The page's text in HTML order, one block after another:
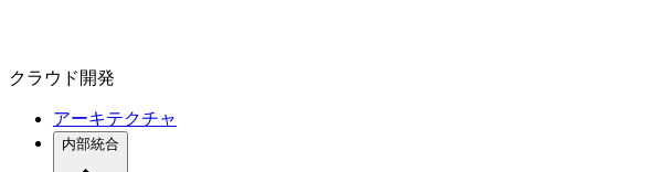
クラウド開発
アーキテクチャ
内部統合